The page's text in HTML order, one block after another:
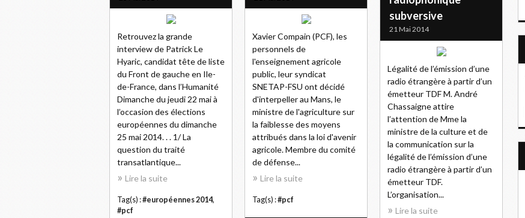
Retrouvez la grande
interview de Patrick Le
Hyaric, candidat tête de liste
du Front de gauche en Ile-
de-France, dans l’Humanité
Dimanche du jeudi 22 mai à
l’occasion des élections
européennes du dimanche
25 mai 2014. . . 1/ La
question du traité
transatlantique...
Lire la suite
Tag(s) :#européennes 2014,
#pcf
Xavier Compain (PCF), les
personnels de
l'enseignement agricole
public, leur syndicat
SNETAP-FSU ont décidé
d'interpeller au Mans, le
ministre de l'agriculture sur
la faiblesse des moyens
attribués dans la loi d'avenir
agricole. Membre du comité
de défense...
Lire la suite
Tag(s) :#pcf
subversive
21 Mai 2014
Légalité de l’émission d’une
radio étrangère à partir d’un
émetteur TDF M. André
Chassaigne attire
l’attention de Mme la
ministre de la culture et de
la communication sur la
légalité de l’émission d’une
radio étrangère à partir d’un
émetteur TDF.
L’organisation...
Lire la suite